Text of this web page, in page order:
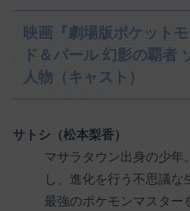
映画『劇場版ポケット
ド＆パール 幻影の覇者
人物（キャスト）
サトシ（松本梨香）
マサラタウン出身の少年
し、進化を行う不思議な
最強のポケモンマスター